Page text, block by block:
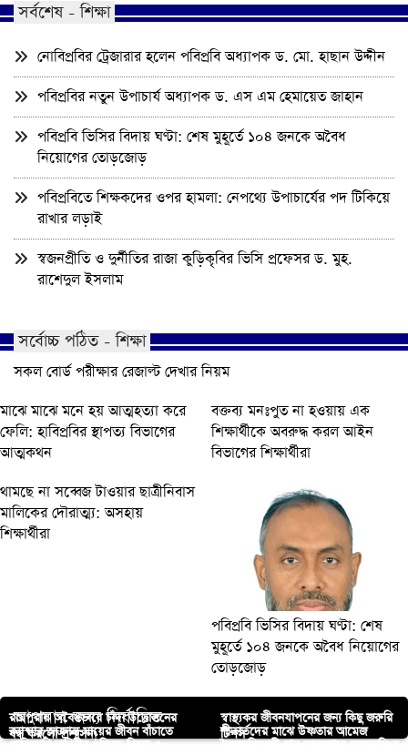
সর্বশেষ - শিক্ষা
নোবিপ্রবির ট্রেজারার হলেন পবিপ্রবি অধ্যাপক ড. মো. হাছান উদ্দীন
পবিপ্রবির নতুন উপাচার্য অধ্যাপক ড. এস এম হেমায়েত জাহান
পবিপ্রবি ভিসির বিদায় ঘণ্টা: শেষ মুহূর্তে ১০৪ জনকে অবৈধ
নিয়োগের তোড়জোড়
পবিপ্রবিতে শিক্ষকদের ওপর হামলা: নেপথ্যে উপাচার্যের পদ টিকিয়ে
রাখার লড়াই
স্বজনপ্রীতি ও দুর্নীতির রাজা কুড়িকৃবির ভিসি প্রফেসর ড. মুহ.
রাশেদুল ইসলাম
সর্বোচ্চ পঠিত - শিক্ষা
সকল বোর্ড পরীক্ষার রেজাল্ট দেখার নিয়ম
মাঝে মাঝে মনে হয় আত্মহত্যা করে
ফেলি: হাবিপ্রবির স্থাপত্য বিভাগের
আত্মকথন
বক্তব্য মনঃপুত না হওয়ায় এক
শিক্ষার্থীকে অবরুদ্ধ করল আইন
বিভাগের শিক্ষার্থীরা
থামছে না সব্বেজ টাওয়ার ছাত্রীনিবাস
মালিকের দৌরাত্ম্য: অসহায়
শিক্ষার্থীরা
পবিপ্রবি ভিসির বিদায় ঘণ্টা: শেষ
মুহূর্তে ১০৪ জনকে অবৈধ নিয়োগের
তোড়জোড়
আপনার জন্য নির্বাচিত
রায়পুরায় অবৈধভাবে চাঁদা উত্তোলনের
বন্ধ করলো প্রশাসন!
স্বাস্থ্যকর জীবনযাপনের জন্য কিছু জরুরি
টিপস
ক্যান্সার আক্রান্ত মায়ের জীবন বাঁচাতে
শীতার্তদের মাঝে উষ্ণতার আমেজ
পাকিস্তানি বাহিনীর গুলিতে নিহত ৫০
বৈষম্যবিরোধী ছাত্র আন্দোলন ময়মনসিংহ